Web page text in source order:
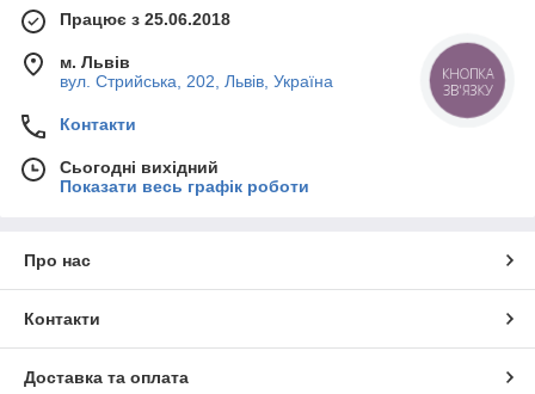
Працює з 25.06.2018
м. Львів
вул. Стрийська, 202, Львів, Україна
Контакти
Сьогодні вихідний
Показати весь графік роботи
Про нас
Контакти
Доставка та оплата
КНОПКА
ЗВ'ЯЗКУ